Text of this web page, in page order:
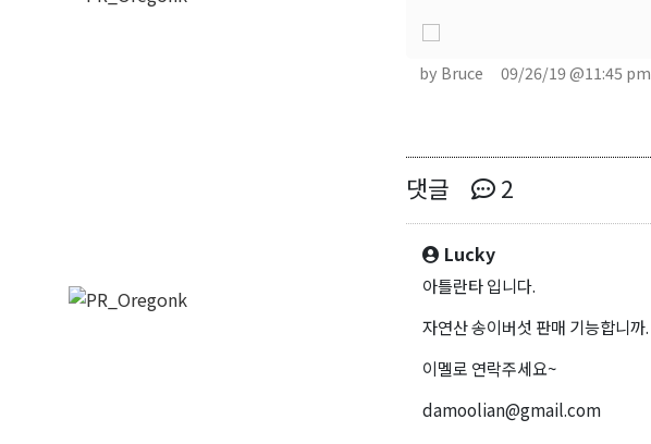
by Bruce 09/26/19 @11:45 pm
댓글 2
Lucky
아틀란타 입니다.
자연산 송이버섯 판매 기능합니까.
이멜로 연락주세요~
damoolian@gmail.com